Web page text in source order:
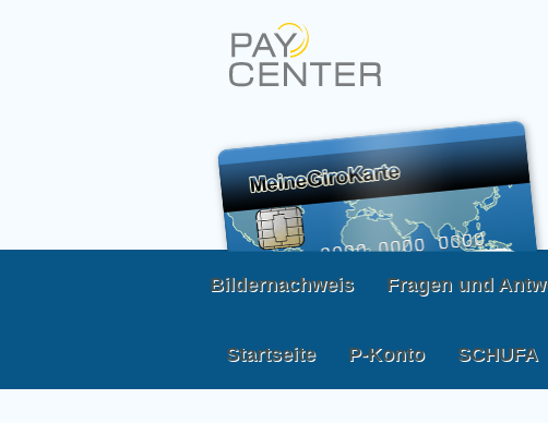
Bildernachweis Fragen und
Startseite P-Konto SCHUFA